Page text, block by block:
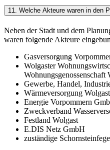
11. Welche Akteure waren in den
Neben der Stadt und dem
waren folgende Akteure
Gasversorgung
Wolgaster
Wohnungsgenossenschaft
Gewerbe, Handel,
Wärmeversorgung
Energie Vorpommern
Zweckverband
Festland Wolgast
E.DIS Netz GmbH
zuständige